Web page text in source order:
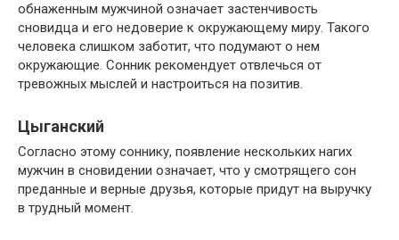
обнаженным мужчиной означает застенчивость
сновидца и его недоверие к окружающему миру. Такого
человека слишком заботит, что подумают о нем
окружающие. Сонник рекомендует отвлечься от
тревожных мыслей и настроиться на позитив.
Цыганский
Согласно этому соннику, появление нескольких нагих
мужчин в сновидении означает, что у смотрящего сон
преданные и верные друзья, которые придут на выручку
в трудный момент.